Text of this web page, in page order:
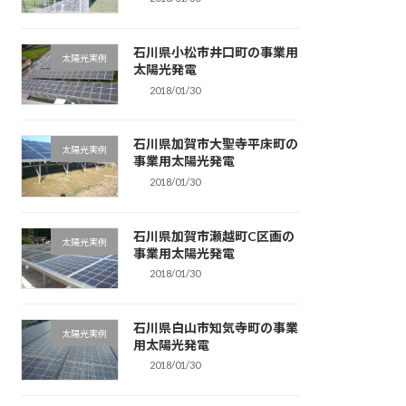
太陽光実例
石川県小松市井口町の事業用
太陽光発電
2018/01/30
太陽光実例
石川県加賀市大聖寺平床町の
事業用太陽光発電
2018/01/30
太陽光実例
石川県加賀市瀬越町C区画の
事業用太陽光発電
2018/01/30
太陽光実例
石川県白山市知気寺町の事業
用太陽光発電
2018/01/30